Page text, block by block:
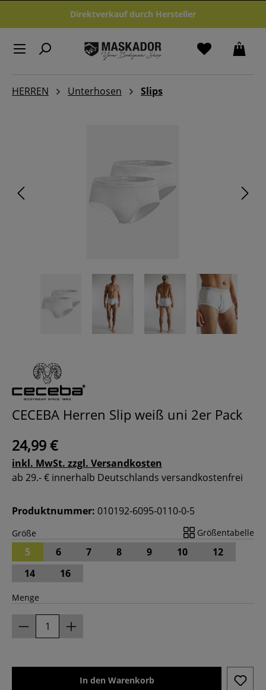
Zum Hauptinhalt springenDirektverkauf durch Hersteller
HERREN Unterhosen Slips
CECEBA Herren Slip weiß uni 2er Pack
24,99 €
inkl. MwSt. zzgl. Versandkosten
ab 29.- € innerhalb Deutschlands versandkostenfrei
Produktnummer: 010192-6095-0110-0-5
Größe Größentabelle
5 6 7 8 9 10
12
14
16
Menge
In den Warenkorb